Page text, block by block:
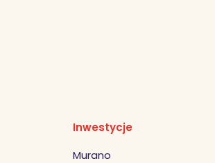
Inwestycje
Murano